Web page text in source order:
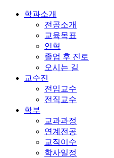
학과소개
전공소개
교육목표
연혁
졸업 후 진로
오시는 길
교수진
전임교수
전직교수
학부
교과과정
연계전공
교직이수
학사일정